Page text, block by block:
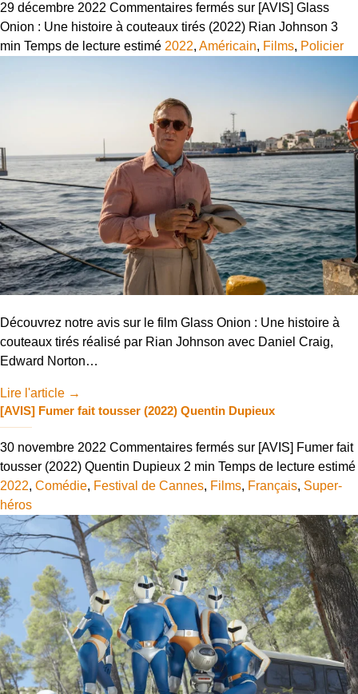
29 décembre 2022 Commentaires fermés sur [AVIS] Glass
Onion : Une histoire à couteaux tirés (2022) Rian Johnson 3
min Temps de lecture estimé 2022, Américain, Films, Policier
Découvrez notre avis sur le film Glass Onion : Une histoire à
couteaux tirés réalisé par Rian Johnson avec Daniel Craig,
Edward Norton…
Lire l'article →
[AVIS] Fumer fait tousser (2022) Quentin Dupieux
30 novembre 2022 Commentaires fermés sur [AVIS] Fumer fait
tousser (2022) Quentin Dupieux 2 min Temps de lecture estimé
2022, Comédie, Festival de Cannes, Films, Français, Super-
héros